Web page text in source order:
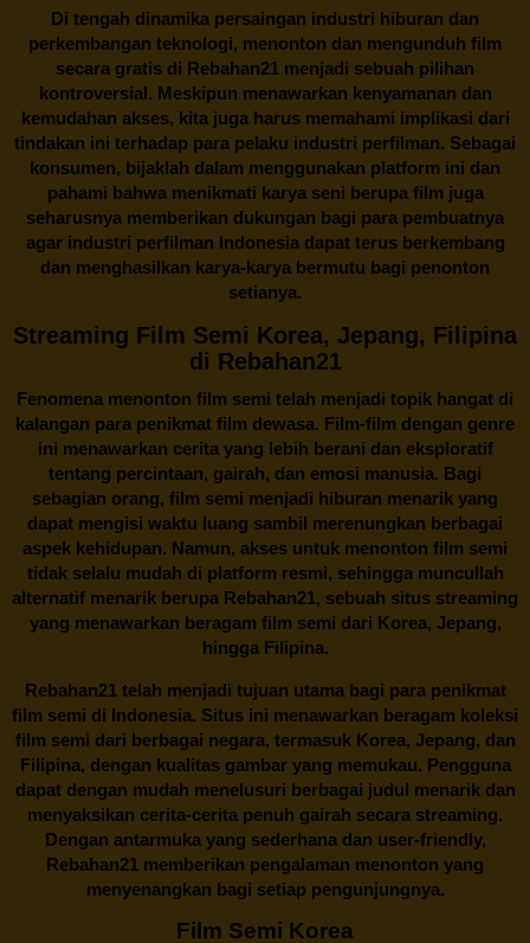
Di tengah dinamika persaingan industri hiburan dan
perkembangan teknologi, menonton dan mengunduh film
secara gratis di Rebahan21 menjadi sebuah pilihan
kontroversial. Meskipun menawarkan kenyamanan dan
kemudahan akses, kita juga harus memahami implikasi dari
tindakan ini terhadap para pelaku industri perfilman. Sebagai
konsumen, bijaklah dalam menggunakan platform ini dan
pahami bahwa menikmati karya seni berupa film juga
seharusnya memberikan dukungan bagi para pembuatnya
agar industri perfilman Indonesia dapat terus berkembang
dan menghasilkan karya-karya bermutu bagi penonton
setianya.
Streaming Film Semi Korea, Jepang, Filipina
di Rebahan21
Fenomena menonton film semi telah menjadi topik hangat di
kalangan para penikmat film dewasa. Film-film dengan genre
ini menawarkan cerita yang lebih berani dan eksploratif
tentang percintaan, gairah, dan emosi manusia. Bagi
sebagian orang, film semi menjadi hiburan menarik yang
dapat mengisi waktu luang sambil merenungkan berbagai
aspek kehidupan. Namun, akses untuk menonton film semi
tidak selalu mudah di platform resmi, sehingga muncullah
alternatif menarik berupa Rebahan21, sebuah situs streaming
yang menawarkan beragam film semi dari Korea, Jepang,
hingga Filipina.
Rebahan21telah menjadi tujuan utama bagi para penikmat
film semi di Indonesia. Situs ini menawarkan beragam koleksi
film semi dari berbagai negara, termasuk Korea, Jepang, dan
Filipina, dengan kualitas gambar yang memukau. Pengguna
dapat dengan mudah menelusuri berbagai judul menarik dan
menyaksikan cerita-cerita penuh gairah secara streaming.
Dengan antarmuka yang sederhana dan user-friendly,
Rebahan21 memberikan pengalaman menonton yang
menyenangkan bagi setiap pengunjungnya.
Film Semi Korea